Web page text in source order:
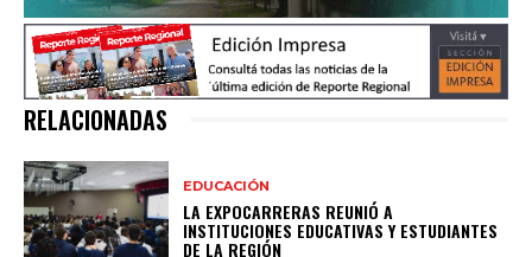
RELACIONADAS
EDUCACIÓN
LA EXPOCARRERAS REUNIÓ A
INSTITUCIONES EDUCATIVAS Y ESTUDIANTES
DE LA REGIÓN